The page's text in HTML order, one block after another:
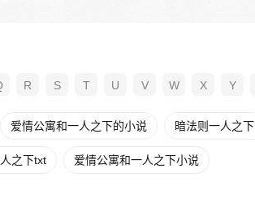
R S T U V W X Y
爱情公寓和一人之下的小说 暗法则一人之下
之下txt 爱情公寓和一人之下小说